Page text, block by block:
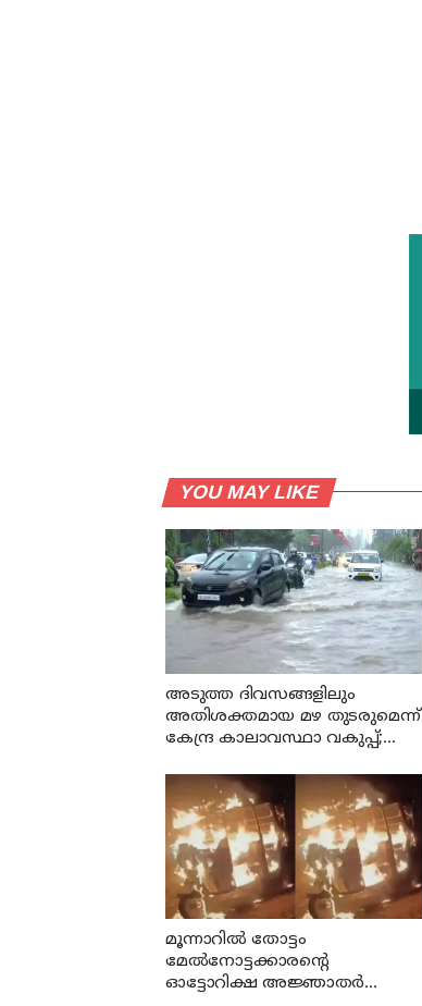
YOU MAY LIKE
അടുത്ത ദിവസങ്ങളിലും
അതിശക്തമായ മഴ തുടരുമെന്ന്
കേന്ദ്ര കാലാവസ്ഥാ വകുപ്പ്;
അലർട്ട്
മൂന്നാറില്‍ തോട്ടം
മേല്‍നോട്ടക്കാരന്റെ
ഓട്ടോറിക്ഷ അജ്ഞാതര്‍